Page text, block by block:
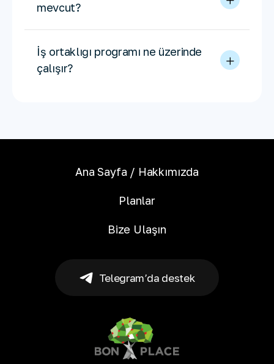
mevcut?
İş ortaklığı programı ne üzerinde
çalışır?
Ana Sayfa / Hakkımızda
Planlar
Bize Ulaşın
Telegram’da destek